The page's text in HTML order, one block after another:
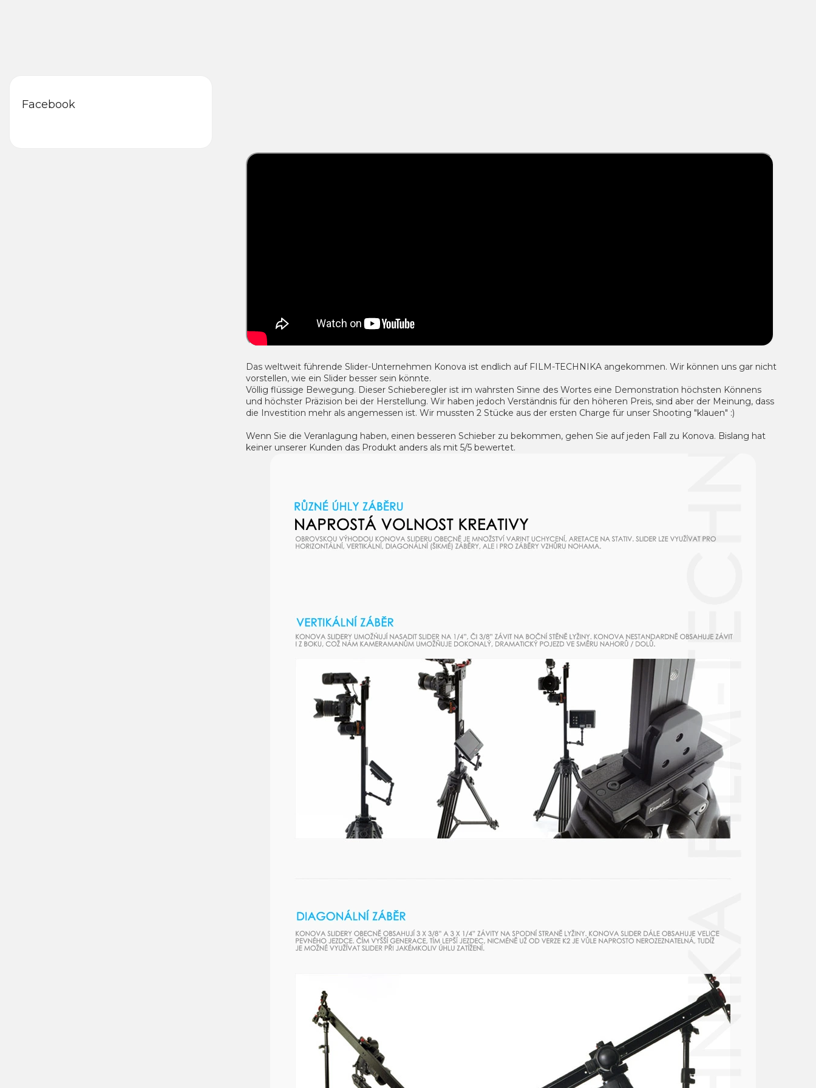
Facebook
Das weltweit führende Slider-Unternehmen Konova ist endlich auf FILM-TECHNIKA angekommen. Wir können uns gar nicht
vorstellen, wie ein Slider besser sein könnte.
Völlig flüssige Bewegung. Dieser Schieberegler ist im wahrsten Sinne des Wortes eine Demonstration höchsten Könnens
und höchster Präzision bei der Herstellung. Wir haben jedoch Verständnis für den höheren Preis, sind aber der Meinung, dass
die Investition mehr als angemessen ist. Wir mussten 2 Stücke aus der ersten Charge für unser Shooting "klauen" :)
Wenn Sie die Veranlagung haben, einen besseren Schieber zu bekommen, gehen Sie auf jeden Fall zu Konova. Bislang hat
keiner unserer Kunden das Produkt anders als mit 5/5 bewertet.